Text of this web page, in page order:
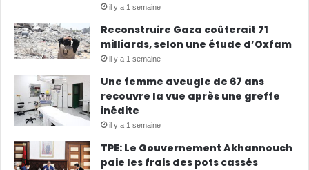
il y a 1 semaine
Reconstruire Gaza coûterait 71
milliards, selon une étude d’Oxfam
il y a 1 semaine
Une femme aveugle de 67 ans
recouvre la vue après une greffe
inédite
il y a 1 semaine
TPE: Le Gouvernement Akhannouch
paie les frais des pots cassés